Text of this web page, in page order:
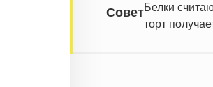
СоветБелки
торт